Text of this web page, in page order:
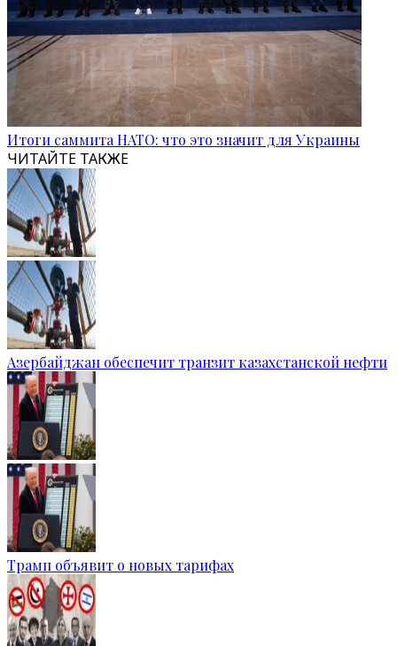
Итоги саммита НАТО: что это значит для Украины
ЧИТАЙТЕ ТАКЖЕ
Азербайджан обеспечит транзит казахстанской нефти
Трамп объявит о новых тарифах